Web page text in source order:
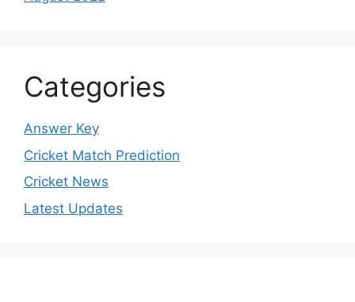
Categories
Answer Key
Cricket Match Prediction
Cricket News
Latest Updates